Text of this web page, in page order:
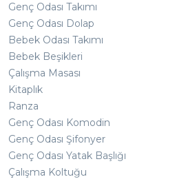
Genç Odası Takımı
Genç Odası Dolap
Bebek Odası Takımı
Bebek Beşikleri
Çalışma Masası
Kitaplık
Ranza
Genç Odası Komodin
Genç Odası Şifonyer
Genç Odası Yatak Başlığı
Çalışma Koltuğu